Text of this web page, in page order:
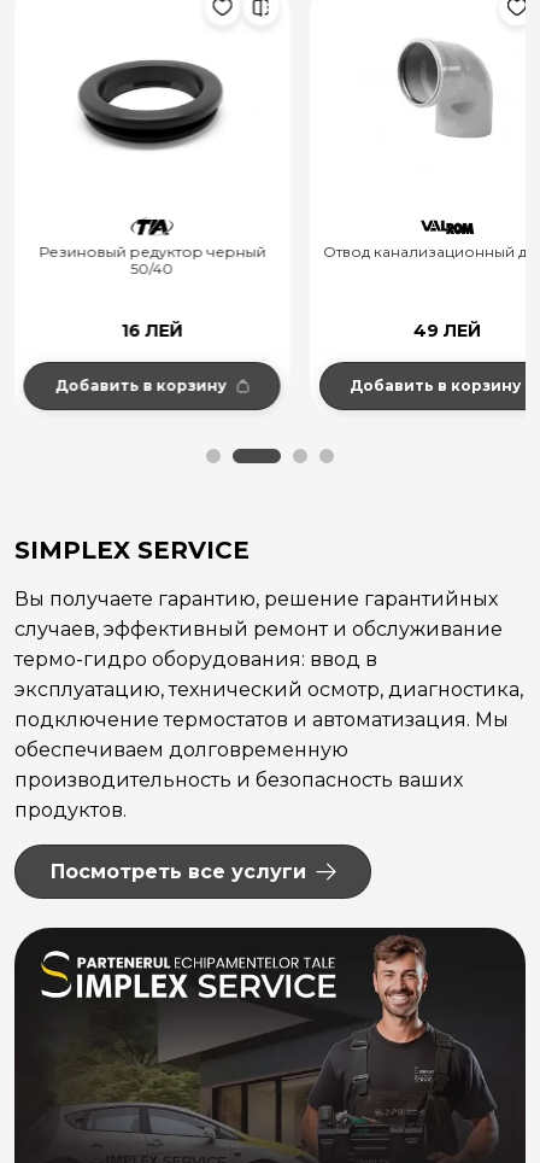
Резиновый редуктор черный
50/40
16 ЛЕЙ
Добавить в корзину
Отвод канализационный
49 ЛЕЙ
Добавить в корзину
SIMPLEX SERVICE
Вы получаете гарантию, решение гарантийных
случаев, эффективный ремонт и обслуживание
термо-гидро оборудования: ввод в
эксплуатацию, технический осмотр, диагностика,
подключение термостатов и автоматизация. Мы
обеспечиваем долговременную
производительность и безопасность ваших
продуктов.
Посмотреть все услуги